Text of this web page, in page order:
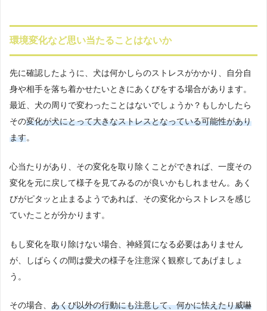
環境変化など思い当たることはないか
先に確認したように、犬は何かしらのストレスがかかり、自分自
身や相手を落ち着かせたいときにあくびをする場合があります。
最近、犬の周りで変わったことはないでしょうか？もしかしたら
その変化が犬にとって大きなストレスとなっている可能性があり
ます。
心当たりがあり、その変化を取り除くことができれば、一度その
変化を元に戻して様子を見てみるのが良いかもしれません。あく
びがピタッと止まるようであれば、その変化からストレスを感じ
ていたことが分かります。
もし変化を取り除けない場合、神経質になる必要はありません
が、しばらくの間は愛犬の様子を注意深く観察してあげましょ
う。
その場合、 あくび以外の行動にも注意して、何かに怯えたり威嚇